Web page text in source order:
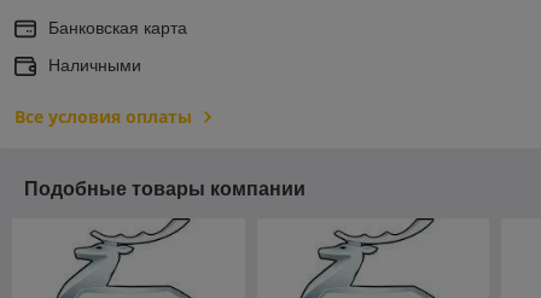
Банковская карта
Наличными
Все условия оплаты
Подобные товары компании